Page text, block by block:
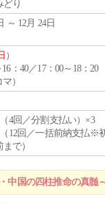
り
～ 12月 24日
）
16：40／17：00～18：20
）
（4回／分割支払い）×3
（12回／一括前納支払※
で）
中国の四柱推命の真髄